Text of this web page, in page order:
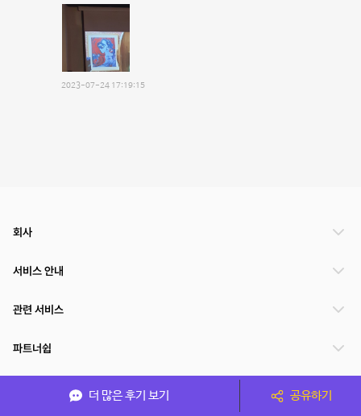
2023-07-24 17:19:15
더 많은 후기 보기 공유하기
회사
서비스 안내
관련 서비스
파트너쉽
서비스 제공 국가